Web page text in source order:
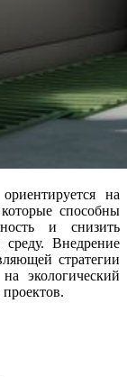
способны
и снизить
Внедрение
стратегии
экологический